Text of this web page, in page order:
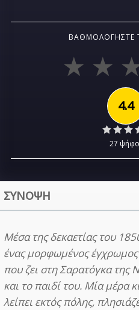
ΒΑΘΜΟΛΟΓΉΣΤΕ
4.4
27
ΣΥΝΟΨΗ
Μέσα της δεκαετίας του
ένας μορφωμένος
που ζει στη Σαρατόγκα της
και το παιδί του. Μία μέρα
λείπει εκτός πόλης,